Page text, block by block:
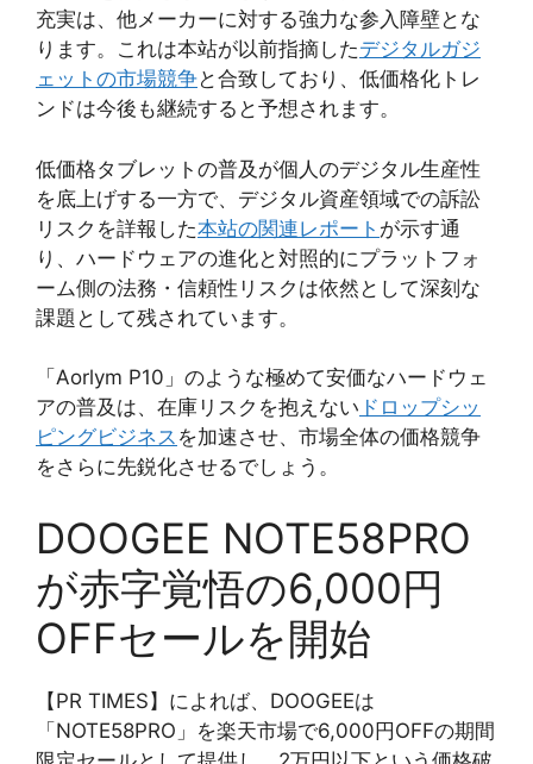
充実は、他メーカーに対する強力な参入障壁とな
ります。これは本站が以前指摘したデジタルガジ
ェットの市場競争と合致しており、低価格化トレ
ンドは今後も継続すると予想されます。
低価格タブレットの普及が個人のデジタル生産性
を底上げする一方で、デジタル資産領域での訴訟
リスクを詳報した本站の関連レポート が示す通
り、ハードウェアの進化と対照的にプラットフォ
ーム側の法務・信頼性リスクは依然として深刻な
課題として残されています。
「Aorlym P10」のような極めて安価なハードウェ
アの普及は、在庫リスクを抱えない ドロップシッ
ピングビジネス を加速させ、市場全体の価格競争
をさらに先鋭化させるでしょう。
DOOGEE NOTE58PRO
が赤字覚悟の6,000円
OFFセールを開始
【PR TIMES】によれば、DOOGEEは
「NOTE58PRO」を楽天市場で6,000円OFFの期間